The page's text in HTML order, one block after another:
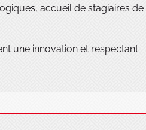
accueil de stagiaires de
une innovation et respectant